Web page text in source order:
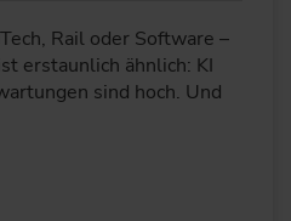
Rail oder Software –
erstaunlich ähnlich: KI
sind hoch. Und